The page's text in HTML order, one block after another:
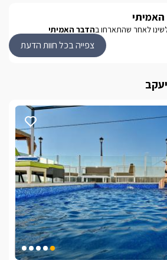
ועד הים, ושקיעות קסומות של הצפון שניתנות לצפייה מהחצר
עם אופי עיצובי מיוחד ועכשווי, בסגנון "בוהו שיק" באבזור מלא
לסוויטה שני חדרי שינה מרווחים וזהים המעוצבים כשני חללי-open
space נפרדים לשמירה על פרטיות, ויש בהם כל שתצטרכו על מנת
במרכז כל חדר ניצבת מיטה זוגית מעוצבת בגוון שמנת בגימור קווי,
מוצעת במצעים רכים ונעים בגוונים תואמים, עם מטבחון ובו מיני בר,
כל זוג אורחים בסוויטה יהנה מחדר רחצה פרטי, הסגור עם דלתות
זכוכית ווילון פנימי לאיטום ופרטיות, בו מקלחון זוגי עם שני ראשי
גשם, שירותים, ועמדת כיור ובה יחכו לכם תמרוקי רחצה, מגבות
לאחר שהתארחו בהדבר האמיתי
צפייה בכל חוות הדעת